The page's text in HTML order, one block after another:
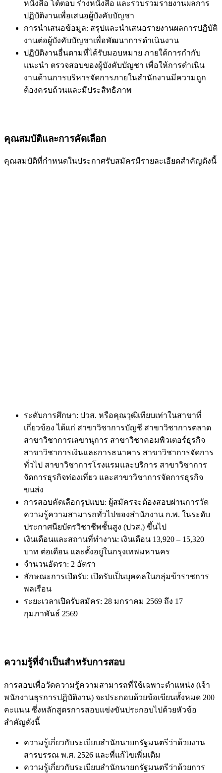
หนังสือ โต้ตอบ ร่างหนังสือ และรวบรวมรายงานผลการ
ปฏิบัติงานเพื่อเสนอผู้บังคับบัญชา
การนำเสนอข้อมูล: สรุปและนำเสนอรายงานผลการปฏิบัติ
งานต่อผู้บังคับบัญชาเพื่อพัฒนาการดำเนินงาน
ปฏิบัติงานอื่นตามที่ได้รับมอบหมาย ภายใต้การกำกับ
แนะนำ ตรวจสอบของผู้บังคับบัญชา เพื่อให้การดำเนิน
งานด้านการบริหารจัดการภายในสำนักงานมีความถูก
ต้องครบถ้วนและมีประสิทธิภาพ
คุณสมบัติและการคัดเลือก
คุณสมบัติที่กำหนดในประกาศรับสมัครมีรายละเอียดสำคัญดังนี้
ระดับการศึกษา: ปวส. หรือคุณวุฒิเทียบเท่าในสาขาที่
เกี่ยวข้อง ได้แก่ สาขาวิชาการบัญชี สาขาวิชาการตลาด
สาขาวิชาการเลขานุการ สาขาวิชาคอมพิวเตอร์ธุรกิจ
สาขาวิชาการเงินและการธนาคาร สาขาวิชาการจัดการ
ทั่วไป สาขาวิชาการโรงแรมและบริการ สาขาวิชาการ
จัดการธุรกิจท่องเที่ยว และสาขาวิชาการจัดการธุรกิจ
ขนส่ง
การสอบคัดเลือกรูปแบบ: ผู้สมัครจะต้องสอบผ่านการวัด
ความรู้ความสามารถทั่วไปของสำนักงาน ก.พ. ในระดับ
ประกาศนียบัตรวิชาชีพชั้นสูง (ปวส.) ขึ้นไป
เงินเดือนและสถานที่ทำงาน: เงินเดือน 13,920 – 15,320
บาท ต่อเดือน และตั้งอยู่ในกรุงเทพมหานคร
จำนวนอัตรา: 2 อัตรา
ลักษณะการเปิดรับ: เปิดรับเป็นบุคคลในกลุ่มข้าราชการ
พลเรือน
ระยะเวลาเปิดรับสมัคร: 28 มกราคม 2569 ถึง 17
กุมภาพันธ์ 2569
ความรู้ที่จำเป็นสำหรับการสอบ
การสอบเพื่อวัดความรู้ความสามารถที่ใช้เฉพาะตำแหน่ง (เจ้า
พนักงานธุรการปฏิบัติงาน) จะประกอบด้วยข้อเขียนทั้งหมด 200
คะแนน ซึ่งหลักสูตรการสอบแข่งขันประกอบไปด้วยหัวข้อ
สำคัญดังนี้
ความรู้เกี่ยวกับระเบียบสำนักนายกรัฐมนตรีว่าด้วยงาน
สารบรรณ พ.ศ. 2526 และที่แก้ไขเพิ่มเติม
ความรู้เกี่ยวกับระเบียบสำนักนายกรัฐมนตรีว่าด้วยการ